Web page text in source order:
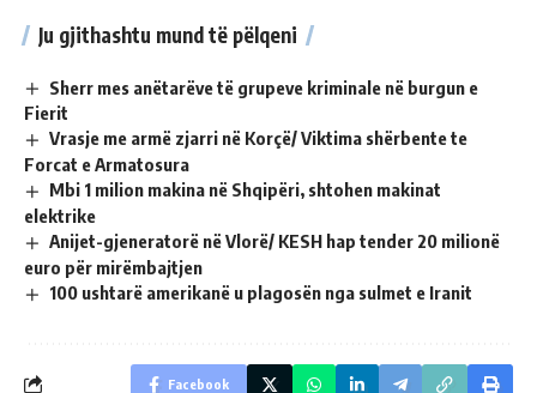
Ju gjithashtu mund të pëlqeni
Sherr mes anëtarëve të grupeve kriminale në burgun e
Fierit
Vrasje me armë zjarri në Korçë/ Viktima shërbente te
Forcat e Armatosura
Mbi 1 milion makina në Shqipëri, shtohen makinat
elektrike
Anijet-gjeneratorë në Vlorë/ KESH hap tender 20 milionë
euro për mirëmbajtjen
100 ushtarë amerikanë u plagosën nga sulmet e Iranit
Facebook